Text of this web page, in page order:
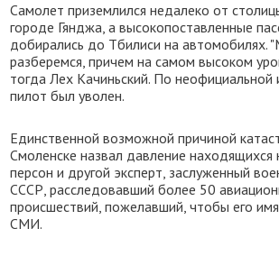
Самолет приземлился недалеко от
городе Гянджа, а высокопоставленные
добирались до Тбилиси на автомобилях.
разберемся, причем на самом высоком
тогда Лех Качиньский. По
пилот был уволен.
Единственной возможной причиной
Смоленске назвал давление находящихся
персон и другой эксперт, заслуженный
СССР, расследовавший более 50
происшествий, пожелавший, чтобы его
СМИ.